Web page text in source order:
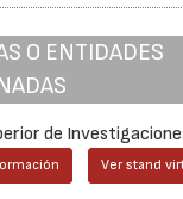
O ENTIDADES
de
Ver stand